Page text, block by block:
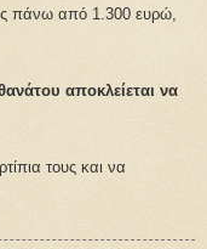
πάνω από 1.300 ευρώ,
αποκλείεται να
τους και να